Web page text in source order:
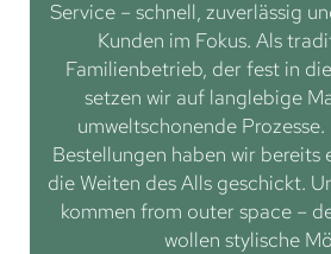
Service – schnell, zuverlässig
Kunden im Fokus. Als
Familienbetrieb, der fest in
setzen wir auf langlebige
umweltschonende
Bestellungen haben wir bereits
die Weiten des Alls geschickt.
kommen from outer space –
wollen stylische